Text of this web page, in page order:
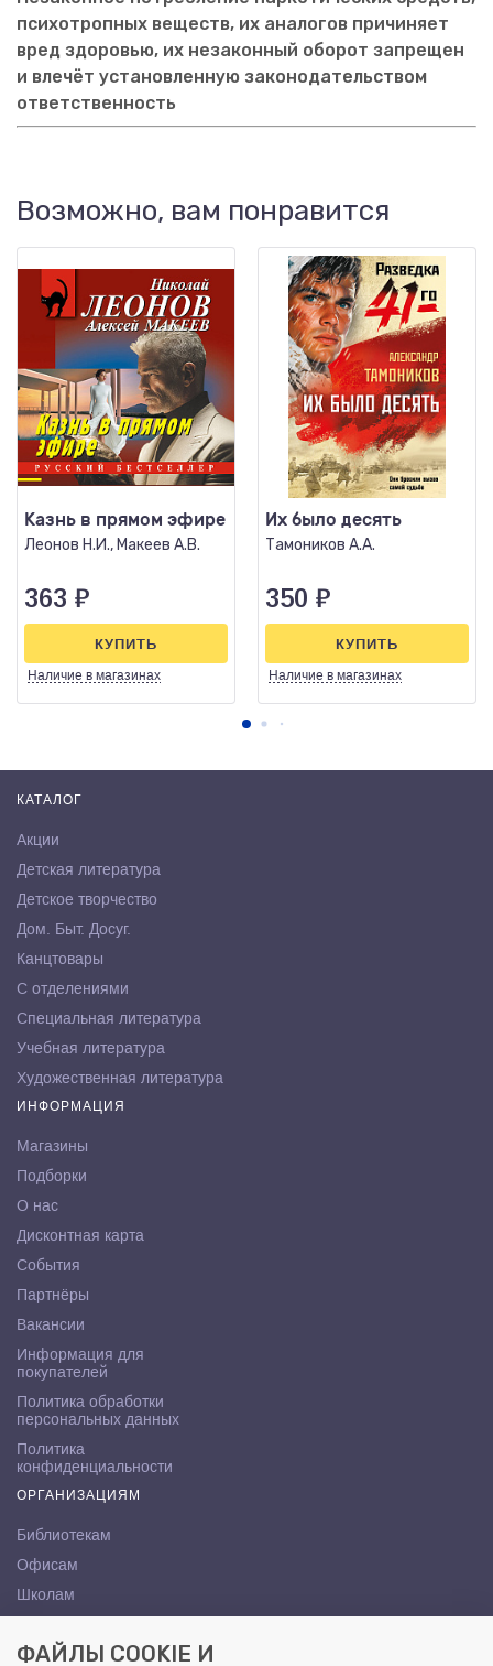
психотропных веществ, их аналогов причиняет
вред здоровью, их незаконный оборот запрещен
и влечёт установленную законодательством
ответственность
Возможно, вам понравится
Казнь в прямом эфире
Леонов Н.И., Макеев А.В.
363 ₽
Наличие в магазинах
КУПИТЬ
Их было десять
Тамоников А.А.
350 ₽
Наличие в магазинах
КУПИТЬ
КАТАЛОГ
Акции
Детская литература
Детское творчество
Дом. Быт. Досуг.
Канцтовары
С отделениями
Специальная литература
Учебная литература
Художественная литература
ИНФОРМАЦИЯ
Магазины
Подборки
О нас
Дисконтная карта
События
Партнёры
Вакансии
Информация для
покупателей
Политика обработки
персональных данных
Политика
конфиденциальности
ОРГАНИЗАЦИЯМ
Библиотекам
Офисам
Школам
КОНТАКТЫ
ФАЙЛЫ COOKIE И